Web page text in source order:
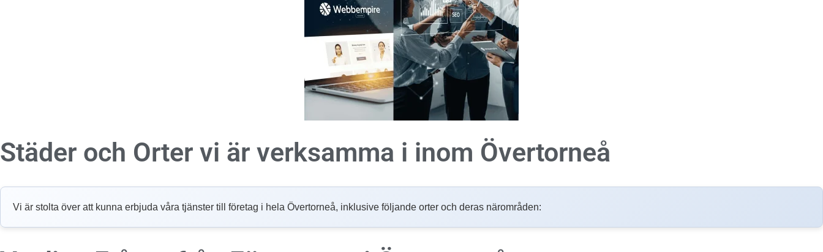
Städer och Orter vi är verksamma i inom Övertorneå
Vi är stolta över att kunna erbjuda våra tjänster till företag i hela Övertorneå, inklusive följande orter och deras närområden: